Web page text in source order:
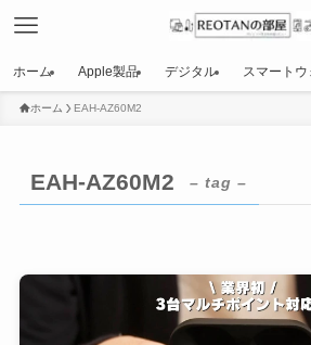
ホーム Apple製品 デジタル スマート
ホーム EAH-AZ60M2
EAH-AZ60M2 – tag –